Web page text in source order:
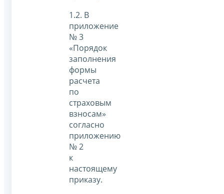
1.2. В
приложение
№ 3
«Порядок
заполнения
формы
расчета
по
страховым
взносам»
согласно
приложению
№ 2
к
настоящему
приказу.